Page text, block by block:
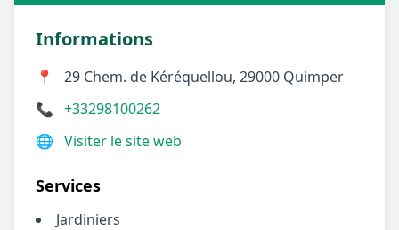
Informations
📍
29 Chem. de Kéréquellou, 29000 Quimper
📞 +33298100262
🌐 Visiter le site web
Services
Jardiniers